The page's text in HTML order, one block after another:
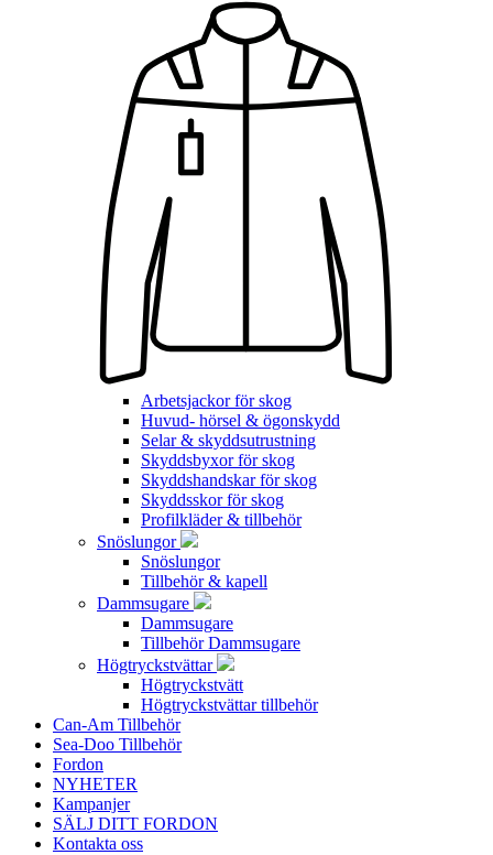
Arbetsjackor för skog
Huvud- hörsel & ögonskydd
Selar & skyddsutrustning
Skyddsbyxor för skog
Skyddshandskar för skog
Skyddsskor för skog
Profilkläder & tillbehör
Snöslungor
Snöslungor
Tillbehör & kapell
Dammsugare
Dammsugare
Tillbehör Dammsugare
Högtryckstvättar
Högtryckstvätt
Högtryckstvättar tillbehör
Can-Am Tillbehör
Sea-Doo Tillbehör
Fordon
NYHETER
Kampanjer
SÄLJ DITT FORDON
Kontakta oss